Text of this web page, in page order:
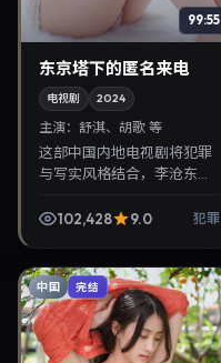
99:55
东京塔下的匿名来电
电视剧 2024
主演： 舒淇、胡歌 等
这部中国内地电视剧将犯罪
与写实风格结合，李沧东掌
2024年12月8日与观众见
102,428 9.0 犯罪
中国 完结